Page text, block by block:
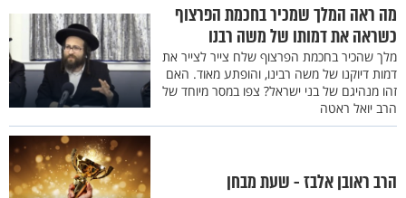
מה ראה המלך שמכיר בחכמת הפרצוף
כשראה את דמותו של משה רבנו
מלך שהכיר בחכמת הפרצוף שלח צייר לצייר את
דמות דיוקנו של משה רבינו, והופתע מאוד. האם
זהו מנהיגם של בני ישראל? צפו במסר מיוחד של
הרב יואל ראטה
הרב ראובן אלבז - שעת מבחן